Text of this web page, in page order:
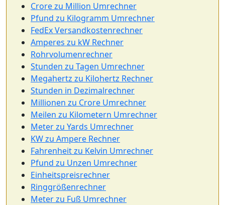
Crore zu Million Umrechner
Pfund zu Kilogramm Umrechner
FedEx Versandkostenrechner
Amperes zu kW Rechner
Rohrvolumenrechner
Stunden zu Tagen Umrechner
Megahertz zu Kilohertz Rechner
Stunden in Dezimalrechner
Millionen zu Crore Umrechner
Meilen zu Kilometern Umrechner
Meter zu Yards Umrechner
KW zu Ampere Rechner
Fahrenheit zu Kelvin Umrechner
Pfund zu Unzen Umrechner
Einheitspreisrechner
Ringgrößenrechner
Meter zu Fuß Umrechner